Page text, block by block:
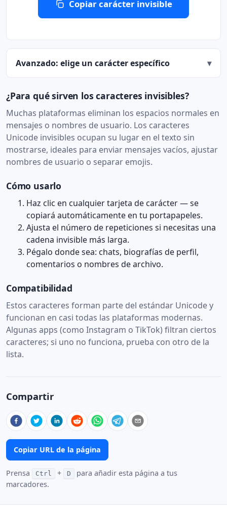
Copiar carácter invisible
Avanzado: elige un carácter específico ▾
¿Para qué sirven los caracteres invisibles?
Muchas plataformas eliminan los espacios normales en
mensajes o nombres de usuario. Los caracteres
Unicode invisibles ocupan su lugar en el texto sin
mostrarse, ideales para enviar mensajes vacíos, ajustar
nombres de usuario o separar emojis.
Cómo usarlo
Haz clic en cualquier tarjeta de carácter — se
copiará automáticamente en tu portapapeles.
Ajusta el número de repeticiones si necesitas una
cadena invisible más larga.
Pégalo donde sea: chats, biografías de perfil,
comentarios o nombres de archivo.
Compatibilidad
Estos caracteres forman parte del estándar Unicode y
funcionan en casi todas las plataformas modernas.
Algunas apps (como Instagram o TikTok) filtran ciertos
caracteres; si uno no funciona, prueba con otro de la
lista.
Compartir
Copiar URL de la página
Prensa Ctrl + D
para añadir esta página a tus
marcadores.